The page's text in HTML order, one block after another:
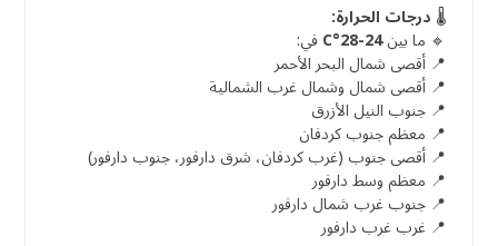
🌡️ درجات الحرارة:
🔹 ما بين24-28°C في:
📍 أقصى شمال البحر الأحمر
📍 أقصى شمال وشمال غرب الشمالية
📍 جنوب النيل الأزرق
📍 معظم جنوب كردفان
📍 أقصى جنوب (غرب كردفان، شرق دارفور، جنوب دارفور)
📍 معظم وسط دارفور
📍 جنوب غرب شمال دارفور
📍 غرب غرب دارفور